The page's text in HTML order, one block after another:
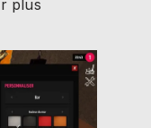
plus